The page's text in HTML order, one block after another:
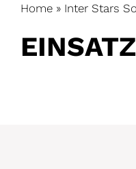
Home » Inter Stars